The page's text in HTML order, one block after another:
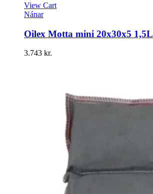
View Cart
Nánar
Oilex Motta mini 20x30x5 1,5L
3.743 kr.